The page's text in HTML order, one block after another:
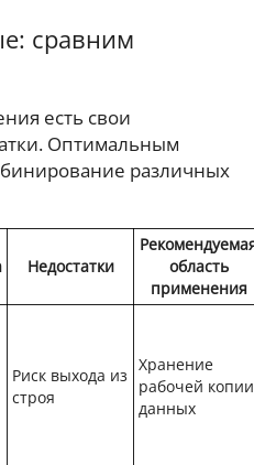
сравним
есть свои
Оптимальным
различных
Недостатки
область
применения
Риск выхода из
строя
Хранение
рабочей копии
данных